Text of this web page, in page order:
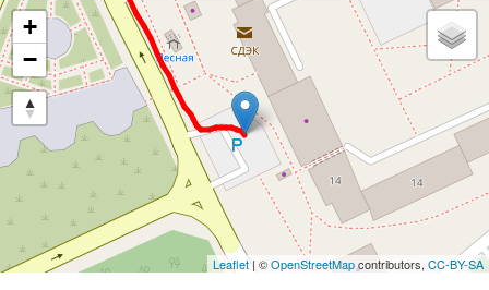
+
−
Leaflet| ©OpenStreetMapcontributors, CC-BY-SA